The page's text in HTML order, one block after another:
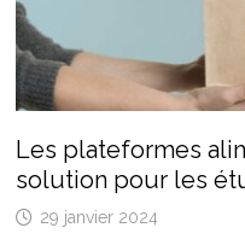
Les plateformes
solution pour les
29 janvier 2024